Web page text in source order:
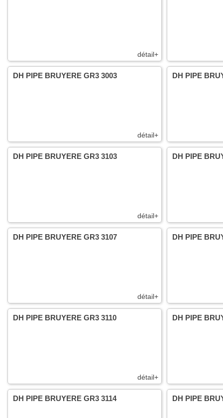
détail+
détail+
DH PIPE BRUYERE GR3 3003 DH PIPE
détail+
DH PIPE BRUYERE GR3 3103 DH PIPE
détail+
DH PIPE BRUYERE GR3 3107 DH PIPE
détail+
DH PIPE BRUYERE GR3 3110 DH PIPE
DH PIPE BRUYERE GR3 3114 DH PIPE